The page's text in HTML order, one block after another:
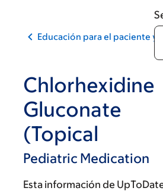
Educación para el paciente y
Chlorhexidine
Gluconate
(Topical
Pediatric Medication
Esta información de